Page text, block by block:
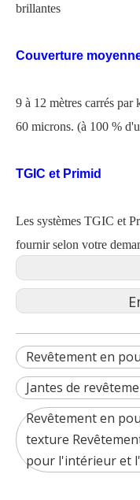
brillantes
Couverture
9 à 12 mètres carrés par
60 microns. (à 100 %
TGIC et Primid
Les systèmes TGIC et
fournir selon votre
Revêtement en
Jantes de
Revêtement en
texture
pour l'intérieur et